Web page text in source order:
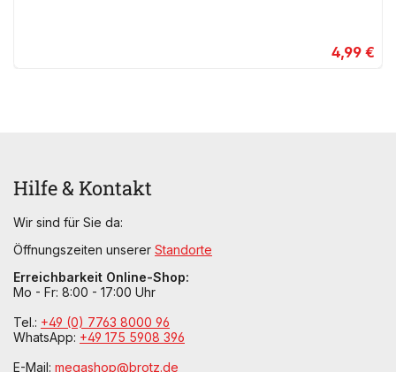
4,99 €
Hilfe & Kontakt
Wir sind für Sie da:
Öffnungszeiten unserer Standorte
Erreichbarkeit Online-Shop:
Mo - Fr: 8:00 - 17:00 Uhr
Tel.: +49 (0) 7763 8000 96
WhatsApp: +49 175 5908 396
E-Mail: megashop@brotz.de